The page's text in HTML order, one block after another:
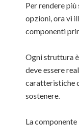
Per rendere
opzioni, ora vi
componenti
Ogni struttura
deve essere
caratteristiche
sostenere.
La